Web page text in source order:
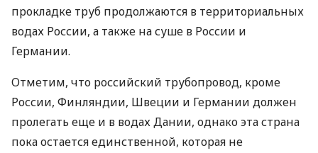
прокладке труб продолжаются в территориальных
водах России, а также на суше в России и
Германии.
Отметим, что российский трубопровод, кроме
России, Финляндии, Швеции и Германии должен
пролегать еще и в водах Дании, однако эта страна
пока остается единственной, которая не